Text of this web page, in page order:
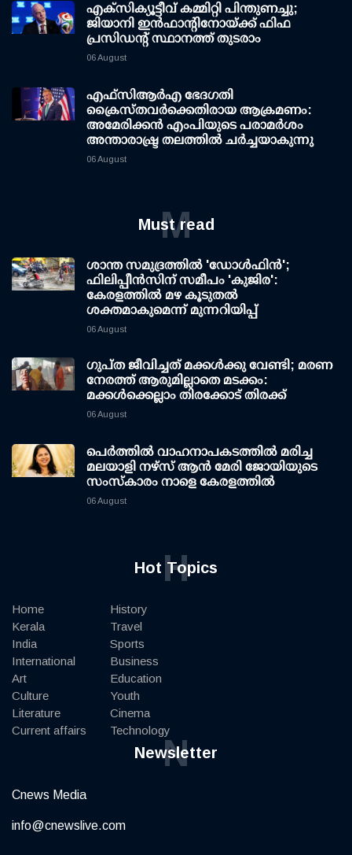
എക്സിക്യൂട്ടീവ് കമ്മിറ്റി പിന്തുണച്ചു;
ജിയാനി ഇന്‍ഫാന്റിനോയ്ക്ക് ഫിഫ
പ്രസിഡന്റ് സ്ഥാനത്ത് തുടരാം
06 August
എഫ്‌സി‌ആര്‍‌എ ഭേദഗതി
ക്രൈസ്തവർക്കെതിരായ ആക്രമണം:
അമേരിക്കൻ എംപിയുടെ പരാമർശം
അന്താരാഷ്ട്ര തലത്തിൽ ചർച്ചയാകുന്നു
06 August
Must read
M
ശാന്ത സമുദ്രത്തില്‍ 'ഡോള്‍ഫിന്‍';
ഫിലിപ്പീന്‍സിന് സമീപം 'കുജിര':
കേരളത്തില്‍ മഴ കൂടുതല്‍
ശക്തമാകുമെന്ന് മുന്നറിയിപ്പ്
06 August
ഗുപ്ത ജീവിച്ചത് മക്കള്‍ക്കു വേണ്ടി; മരണ
നേരത്ത് ആരുമില്ലാതെ മടക്കം:
മക്കള്‍ക്കെല്ലാം തിരക്കോട് തിരക്ക്
06 August
പെർത്തിൽ വാഹനാപകടത്തിൽ മരിച്ച
മലയാളി നഴ്സ് ആൻ മേരി ജോയിയുടെ
സംസ്കാരം നാളെ കേരളത്തിൽ
06 August
Hot Topics
H
Home
Kerala
India
International
Art
Culture
Literature
Current affairs
History
Travel
Sports
Business
Education
Youth
Cinema
Technology
Newsletter
N
Cnews Media
info@cnewslive.com